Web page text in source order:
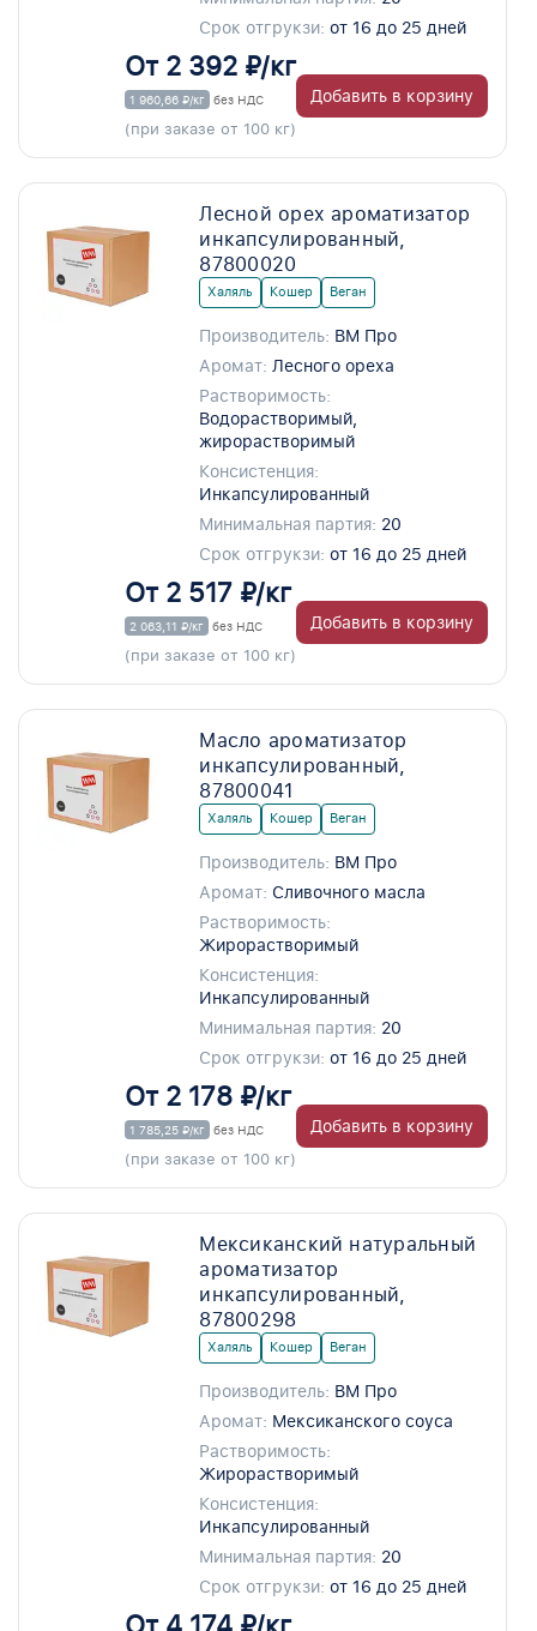
Срок отгрукзи: от 16 до 25 дней
От 2 392 ₽/кг
1 960,66 ₽/кг без НДС
(при заказе от 100 кг)
Добавить в корзину
Лесной орех ароматизатор
инкапсулированный,
87800020
Халяль Кошер Веган
Производитель: ВМ Про
Аромат: Лесного ореха
Растворимость:
Водорастворимый,
жирорастворимый
Консистенция:
Инкапсулированный
Минимальная партия: 20
Срок отгрукзи: от 16 до 25 дней
От 2 517 ₽/кг
2 063,11 ₽/кг без НДС
(при заказе от 100 кг)
Добавить в корзину
Масло ароматизатор
инкапсулированный,
87800041
Халяль Кошер Веган
Производитель: ВМ Про
Аромат: Сливочного масла
Растворимость:
Жирорастворимый
Консистенция:
Инкапсулированный
Минимальная партия: 20
Срок отгрукзи: от 16 до 25 дней
От 2 178 ₽/кг
1 785,25 ₽/кг без НДС
(при заказе от 100 кг)
Добавить в корзину
Мексиканский натуральный
ароматизатор
инкапсулированный,
87800298
Халяль Кошер Веган
Производитель: ВМ Про
Аромат: Мексиканского соуса
Растворимость:
Жирорастворимый
Консистенция:
Инкапсулированный
Минимальная партия: 20
Срок отгрукзи: от 16 до 25 дней